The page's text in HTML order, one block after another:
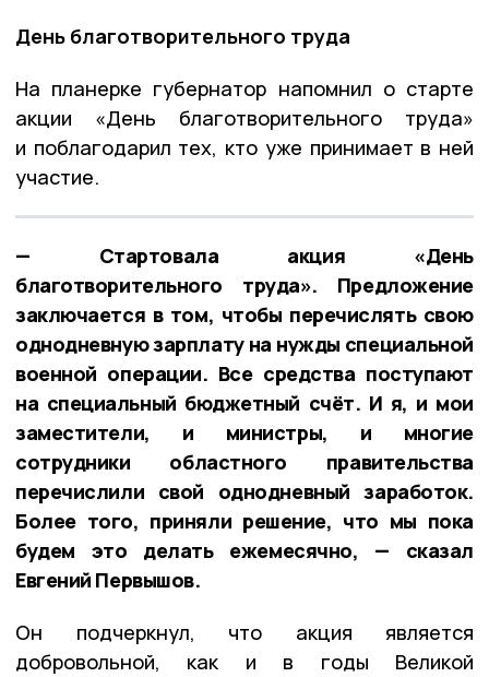
День благотворительного труда
На планерке губернатор напомнил о старте
акции «День благотворительного труда»
и поблагодарил тех, кто уже принимает в ней
участие.
— Стартовала акция «День
благотворительного труда». Предложение
заключается в том, чтобы перечислять свою
однодневную зарплату на нужды специальной
военной операции. Все средства поступают
на специальный бюджетный счёт. И я, и мои
заместители, и министры, и многие
сотрудники областного правительства
перечислили свой однодневный заработок.
Более того, приняли решение, что мы пока
будем это делать ежемесячно, — сказал
Евгений Первышов.
Он подчеркнул, что акция является
добровольной, как и в годы Великой